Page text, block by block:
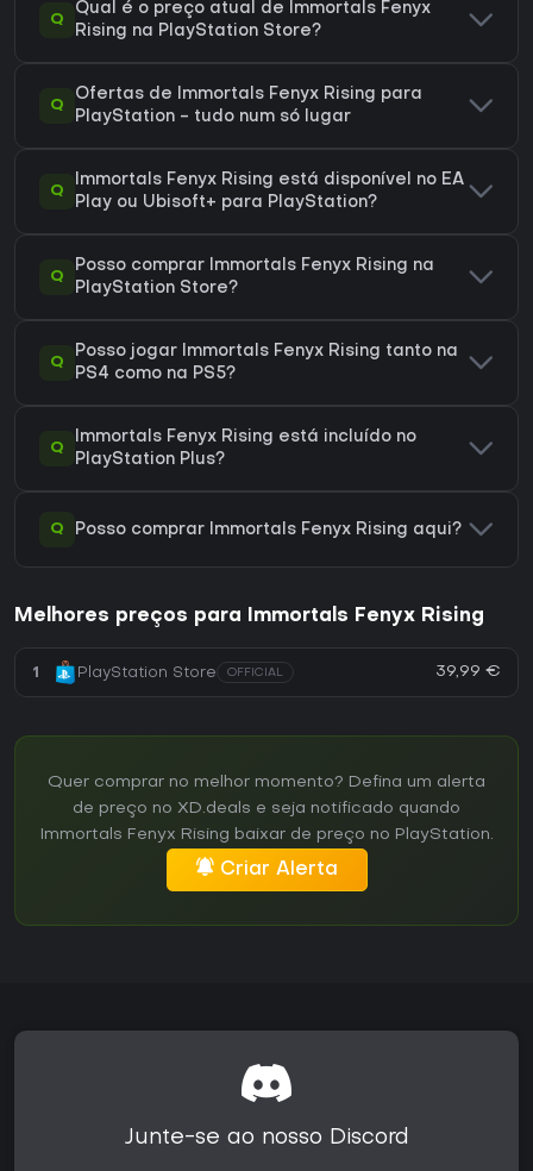
Q
Qual é o preço atual de Immortals Fenyx
Rising na PlayStation Store?
Q
Ofertas de Immortals Fenyx Rising para
PlayStation - tudo num só lugar
Q
Immortals Fenyx Rising está disponível no EA
Play ou Ubisoft+ para PlayStation?
Q
Posso comprar Immortals Fenyx Rising na
PlayStation Store?
Q
Posso jogar Immortals Fenyx Rising tanto na
PS4 como na PS5?
Q
Immortals Fenyx Rising está incluído no
PlayStation Plus?
Q Posso comprar Immortals Fenyx Rising aqui?
Melhores preços para Immortals Fenyx Rising
1 PlayStation Store OFFICIAL 39,99 €
Quer comprar no melhor momento? Defina um alerta
de preço no XD.deals e seja notificado quando
Immortals Fenyx Rising baixar de preço no PlayStation.
Criar Alerta
Junte-se ao nosso Discord